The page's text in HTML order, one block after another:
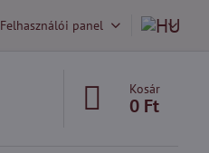
Felhasználói panel
Kosár
0 Ft